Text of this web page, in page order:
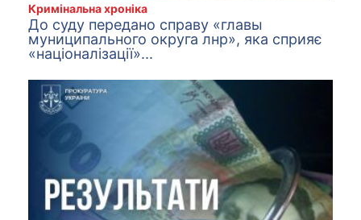
Кримінальна хроніка
До суду передано справу «главы
муниципального округа лнр», яка сприяє
«націоналізації»...